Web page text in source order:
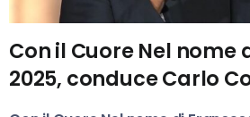
Con il Cuore Nel nome
2025, conduce Carlo